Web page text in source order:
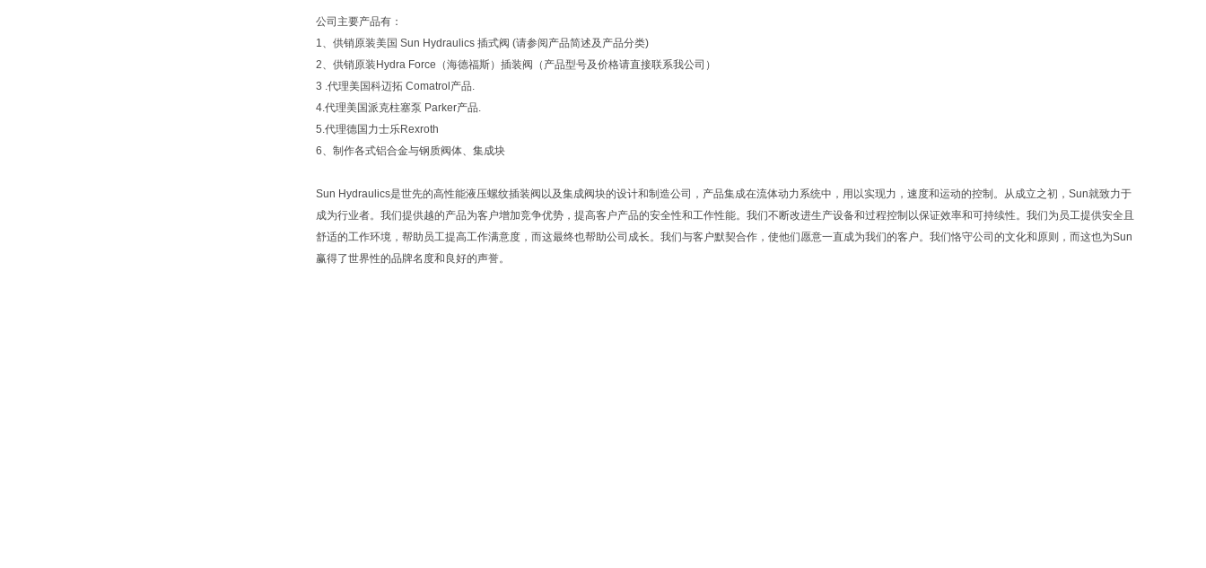
公司主要产品有：
1、供销原装美国 Sun Hydraulics 插式阀 (请参阅产品简述及产品分类)
2、供销原装Hydra Force（海德福斯）插装阀（产品型号及价格请直接联系我公司）
3 .代理美国科迈拓 Comatrol产品.
4.代理美国派克柱塞泵 Parker产品.
5.代理德国力士乐Rexroth
6、制作各式铝合金与钢质阀体、集成块
Sun Hydraulics是世先的高性能液压螺纹插装阀以及集成阀块的设计和制造公司，产品集成在流体动力系统中，用以实现力，速度和运动的控制。从成立之初，Sun就致力于
成为行业者。我们提供越的产品为客户增加竞争优势，提高客户产品的安全性和工作性能。我们不断改进生产设备和过程控制以保证效率和可持续性。我们为员工提供安全且
舒适的工作环境，帮助员工提高工作满意度，而这最终也帮助公司成长。我们与客户默契合作，使他们愿意一直成为我们的客户。我们恪守公司的文化和原则，而这也为Sun
赢得了世界性的品牌名度和良好的声誉。